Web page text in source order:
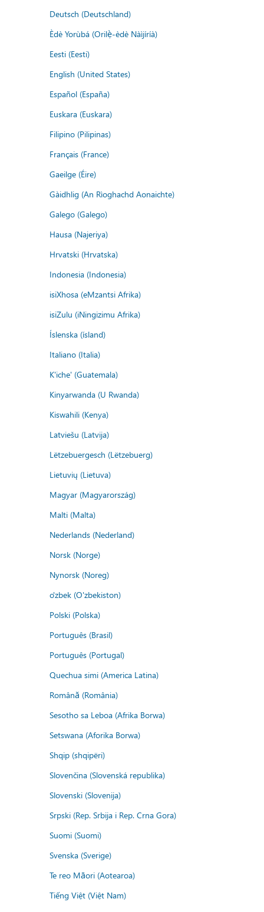
Deutsch (Deutschland)
Èdè Yorùbá (Orilẹ̀-èdè Nàìjíríà)
Eesti (Eesti)
English (United States)
Español (España)
Euskara (Euskara)
Filipino (Pilipinas)
Français (France)
Gaeilge (Éire)
Gàidhlig (An Rìoghachd Aonaichte)
Galego (Galego)
Hausa (Najeriya)
Hrvatski (Hrvatska)
Indonesia (Indonesia)
isiXhosa (eMzantsi Afrika)
isiZulu (iNingizimu Afrika)
Íslenska (ísland)
Italiano (Italia)
K'iche' (Guatemala)
Kinyarwanda (U Rwanda)
Kiswahili (Kenya)
Latviešu (Latvija)
Lëtzebuergesch (Lëtzebuerg)
Lietuvių (Lietuva)
Magyar (Magyarország)
Malti (Malta)
Nederlands (Nederland)
Norsk (Norge)
Nynorsk (Noreg)
o'zbek (O'zbekiston)
Polski (Polska)
Português (Brasil)
Português (Portugal)
Quechua simi (America Latina)
Română (România)
Sesotho sa Leboa (Afrika Borwa)
Setswana (Aforika Borwa)
Shqip (shqipëri)
Slovenčina (Slovenská republika)
Slovenski (Slovenija)
Srpski (Rep. Srbija i Rep. Crna Gora)
Suomi (Suomi)
Svenska (Sverige)
Te reo Māori (Aotearoa)
Tiếng Việt (Việt Nam)